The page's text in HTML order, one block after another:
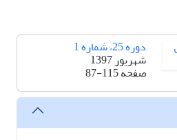
دوره 25، شماره 1
شهریور 1397
صفحه87-115